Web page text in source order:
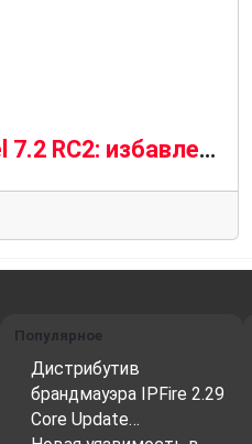
Вышел Linux Kernel 7.2 RC2: избавление от «монструозных заголовков»
Популярное
Дистрибутив
брандмауэра IPFire 2.29
Core Update…